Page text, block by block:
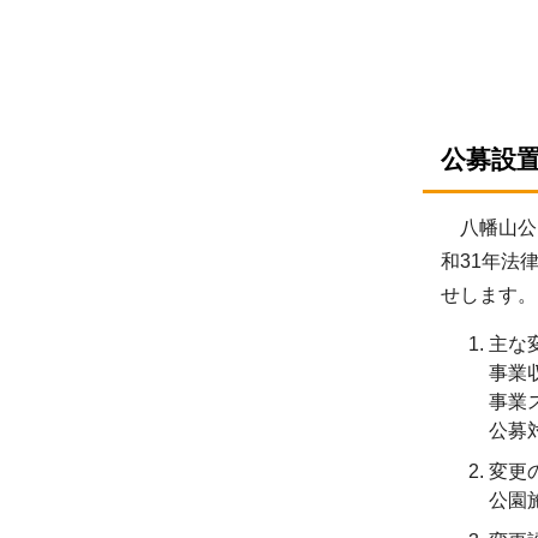
公募設
八幡山公
和31年法
せします。
主な
事業
事業
公募
変更
公園